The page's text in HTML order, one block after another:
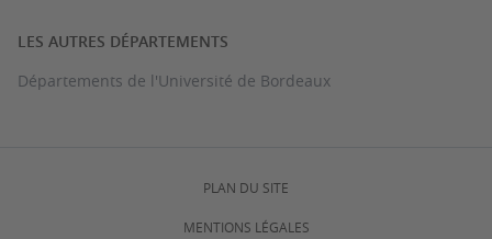
LES AUTRES DÉPARTEMENTS
Départements de l'Université de Bordeaux
PLAN DU SITE
MENTIONS LÉGALES